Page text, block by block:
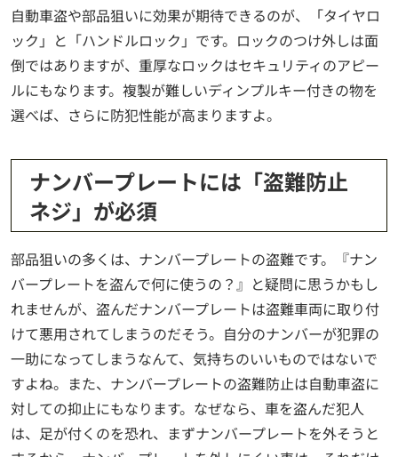
自動車盗や部品狙いに効果が期待できるのが、「タイヤロ
ック」と「ハンドルロック」です。ロックのつけ外しは面
倒ではありますが、重厚なロックはセキュリティのアピー
ルにもなります。複製が難しいディンプルキー付きの物を
選べば、さらに防犯性能が高まりますよ。
ナンバープレートには「盗難防止
ネジ」が必須
部品狙いの多くは、ナンバープレートの盗難です。『ナン
バープレートを盗んで何に使うの？』と疑問に思うかもし
れませんが、盗んだナンバープレートは盗難車両に取り付
けて悪用されてしまうのだそう。自分のナンバーが犯罪の
一助になってしまうなんて、気持ちのいいものではないで
すよね。また、ナンバープレートの盗難防止は自動車盗に
対しての抑止にもなります。なぜなら、車を盗んだ犯人
は、足が付くのを恐れ、まずナンバープレートを外そうと